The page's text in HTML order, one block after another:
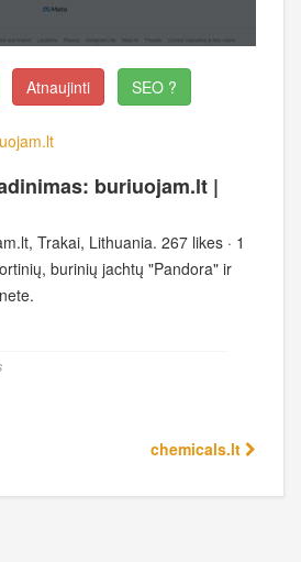
Atnaujinti SEO ?
buriuojam.lt |
Trakai, Lithuania. 267 likes · 1
burinių jachtų "Pandora" ir
chemicals.lt